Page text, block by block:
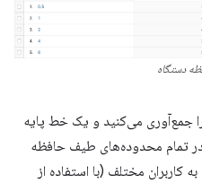
دستگاه
جمع‌آوری می‌کنید و یک خط پایه
در تمام محدوده‌های طیف حافظه
کاربران مختلف (با استفاده از